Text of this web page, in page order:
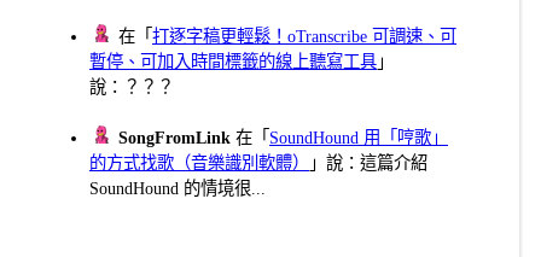
在「打逐字稿更輕鬆！oTranscribe 可調速、可
暫停、可加入時間標籤的線上聽寫工具 」
說：？？？
SongFromLink 在「 SoundHound 用「哼歌」
的方式找歌（音樂識別軟體）
」說：這篇介紹
SoundHound 的情境很...